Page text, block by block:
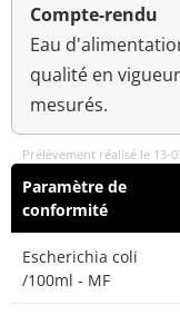
Compte-rendu
Eau
qualité en
mesurés.
Prélèvement réalisé le 13-
Paramètre de
conformité
Escherichia coli
/100ml - MF